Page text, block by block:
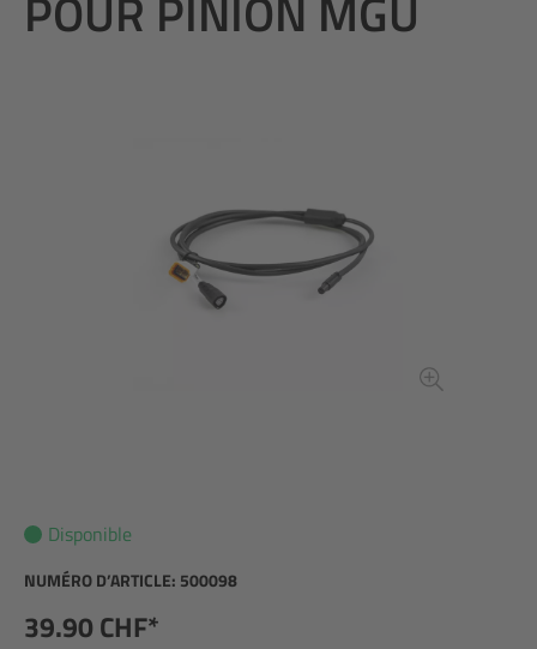
Disponible
NUMÉRO D’ARTICLE: 500098
39.90 CHF*